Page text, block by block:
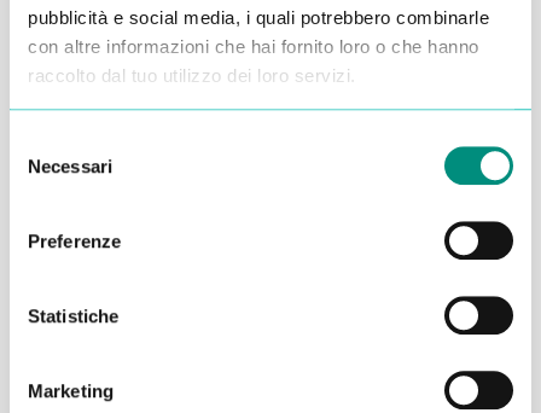
pubblicità e social media, i quali potrebbero combinarle
con altre informazioni che hai fornito loro o che hanno
raccolto dal tuo utilizzo dei loro servizi.
delNecessari
Preferenze
Statistiche
Marketing